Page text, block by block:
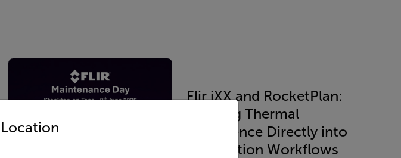
Flir iXX and RocketPlan:
Bringing Thermal
Intelligence Directly into
Restoration Workflows
below to access the appropriate version of our website.